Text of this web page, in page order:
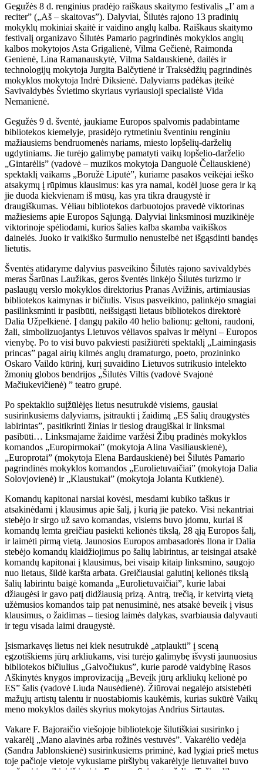
Gegužės 8 d. renginius pradėjo raiškaus skaitymo festivalis „I’ am a
reciter” („Aš – skaitovas”). Dalyviai, Šilutės rajono 13 pradinių
mokyklų mokiniai skaitė ir vaidino anglų kalba. Raiškaus skaitymo
festivalį organizavo Šilutės Pamario pagrindinės mokyklos anglų
kalbos mokytojos Asta Grigalienė, Vilma Gečienė, Raimonda
Genienė, Lina Ramanauskytė, Vilma Saldauskienė, dailės ir
technologijų mokytoja Jurgita Balčytienė ir Traksėdžių pagrindinės
mokyklos mokytoja Indrė Diksienė. Dalyviams padėkas įteikė
Savivaldybės Švietimo skyriaus vyriausioji specialistė Vida
Nemanienė.
Gegužės 9 d. šventė, jaukiame Europos spalvomis padabintame
bibliotekos kiemelyje, prasidėjo rytmetiniu šventiniu renginiu
mažiausiems bendruomenės nariams, miesto lopšelių-darželių
ugdytiniams. Jie turėjo galimybę pamatyti vaikų lopšelio-darželio
„Gintarėlis” (vadovė – muzikos mokytoja Danguolė Čeliauskienė)
spektaklį vaikams „Boružė Liputė”, kuriame pasakos veikėjai ieško
atsakymų į rūpimus klausimus: kas yra namai, kodėl juose gera ir ką
jie duoda kiekvienam iš mūsų, kas yra tikra draugystė ir
draugiškumas. Vėliau bibliotekos darbuotojos pravedė viktorinas
mažiesiems apie Europos Sąjungą. Dalyviai linksminosi muzikinėje
viktorinoje spėliodami, kurios šalies kalba skamba vaikiškos
dainelės. Juoko ir vaikiško šurmulio nenustelbė net išgąsdinti bandęs
lietutis.
Šventės atidaryme dalyvius pasveikino Šilutės rajono savivaldybės
meras Šarūnas Laužikas, geros šventės linkėjo Šilutės turizmo ir
paslaugų verslo mokyklos direktorius Pranas Avižinis, artimiausias
bibliotekos kaimynas ir bičiulis. Visus pasveikino, palinkėjo smagiai
pasilinksminti ir pasibūti, neišsigąsti lietaus bibliotekos direktorė
Dalia Užpelkienė. Į dangų pakilo 40 helio balionų: geltoni, raudoni,
žali, simbolizuojantys Lietuvos vėliavos spalvas ir mėlyni – Europos
vienybę. Po to visi buvo pakviesti pasižiūrėti spektaklį „Laimingasis
princas” pagal airių kilmės anglų dramaturgo, poeto, prozininko
Oskaro Vaildo kūrinį, kurį suvaidino Lietuvos sutrikusio intelekto
žmonių globos bendrijos „Šilutės Viltis (vadovė Svajonė
Mačiukevičienė) ” teatro grupė.
Po spektaklio suįžūlėjęs lietus nesutrukdė visiems, gausiai
susirinkusiems dalyviams, įsitraukti į žaidimą „ES šalių draugystės
labirintas”, pasitikrinti žinias ir tiesiog draugiškai ir linksmai
pasibūti… Linksmajame žaidime varžėsi Žibų pradinės mokyklos
komandos „Europirmokai” (mokytoja Alina Vasiliauskienė),
„Europrotai” (mokytoja Elena Bardauskienė) bei Šilutės Pamario
pagrindinės mokyklos komandos „Eurolietuvaičiai” (mokytoja Dalia
Solovjovienė) ir „Klaustukai” (mokytoja Jolanta Kutkienė).
Komandų kapitonai narsiai kovėsi, mesdami kubiko taškus ir
atsakinėdami į klausimus apie šalį, į kurią jie pateko. Visi nekantriai
stebėjo ir sirgo už savo komandas, visiems buvo įdomu, kuriai iš
komandų lemta greičiau pasiekti kelionės tikslą, 28 ąją Europos šalį,
ir laimėti pirmą vietą. Jaunosios Europos ambasadorės Ilona ir Dalia
stebėjo komandų klaidžiojimus po šalių labirintus, ar teisingai atsakė
komandų kapitonai į klausimus, bei visaip kitaip linksmino, saugojo
nuo lietaus, šildė karšta arbata. Greičiausiai galutinį kelionės tikslą
šalių labirintu baigė komanda „Eurolietuvaičiai”, kurie labai
džiaugėsi ir gavo patį didžiausią prizą. Antrą, trečią, ir ketvirtą vietą
užėmusios komandos taip pat nenusiminė, nes atsakė beveik į visus
klausimus, o žaidimas – tiesiog laimės dalykas, svarbiausia dalyvauti
ir tegu visada laimi draugystė.
Įsismarkavęs lietus nei kiek nesutrukdė „atplaukti” į sceną
egzotiškiems jūrų arkliukams, visi turėjo galimybę išvysti jaunuosius
bibliotekos bičiulius „Galvočiukus”, kurie parodė vaidybinę Rasos
Aškinytės knygos improvizaciją „Beveik jūrų arkliukų kelionė po
ES” šalis (vadovė Liuda Nausėdienė). Žiūrovai negalėjo atsistebėti
mažųjų artistų talentu ir nuostabiomis kaukėmis, kurias sukūrė Vaikų
meno mokyklos dailės skyrius mokytojas Andrius Sirtautas.
Vakare F. Bajoraičio viešojoje bibliotekoje šilutiškiai susirinko į
vakarėlį „Mano alavinės arba rožinės vestuvės”. Vakarėlio vedėja
(Sandra Jablonskienė) susirinkusiems priminė, kad lygiai prieš metus
toje pačioje vietoje vykusiame piršlybų vakarėlyje lietuvaitei buvo